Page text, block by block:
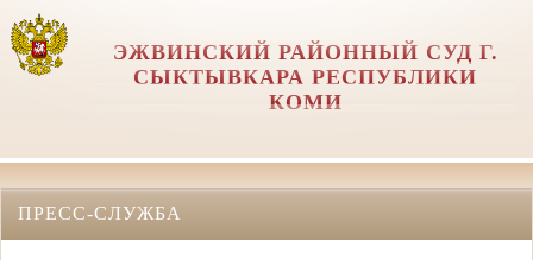
ЭЖВИНСКИЙ РАЙОННЫЙ СУД Г.
СЫКТЫВКАРА РЕСПУБЛИКИ
КОМИ
ПРЕСС-СЛУЖБА